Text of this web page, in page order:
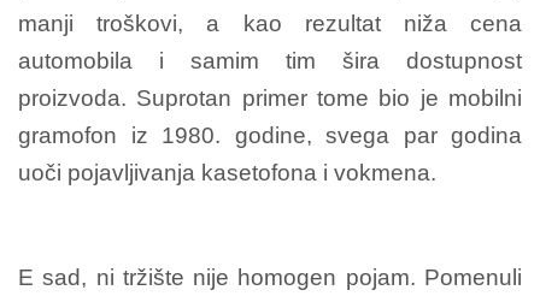
manji troškovi, a kao rezultat niža cena
automobila i samim tim šira dostupnost
proizvoda. Suprotan primer tome bio je mobilni
gramofon iz 1980. godine, svega par godina
uoči pojavljivanja kasetofona i vokmena.
E sad, ni tržište nije homogen pojam. Pomenuli